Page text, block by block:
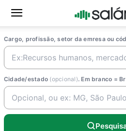
Cargo, profissão, setor da emresa ou
Cidade/estado (opcional). Em branco =